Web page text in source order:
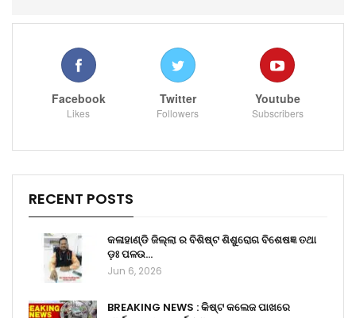
Facebook
Likes
Twitter
Followers
Youtube
Subscribers
RECENT POSTS
କଳାହାଣ୍ଡି ଜିଲ୍ଲା ର ବିଶିଷ୍ଟ ଶିଶୁରୋଗ ବିଶେଷଜ୍ଞ ତଥା
ଡ଼ଃ ପଳଉ…
Jun 6, 2026
BREAKING NEWS : କିଷ୍ଟ କଲେଜ ପାଖରେ